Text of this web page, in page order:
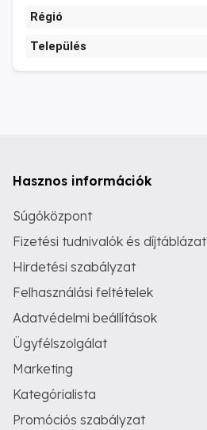
Régió
Település
Hasznos információk
Súgóközpont
Fizetési tudnivalók és díjtáblázat
Hirdetési szabályzat
Felhasználási feltételek
Adatvédelmi beállítások
Ügyfélszolgálat
Marketing
Kategórialista
Promóciós szabályzat